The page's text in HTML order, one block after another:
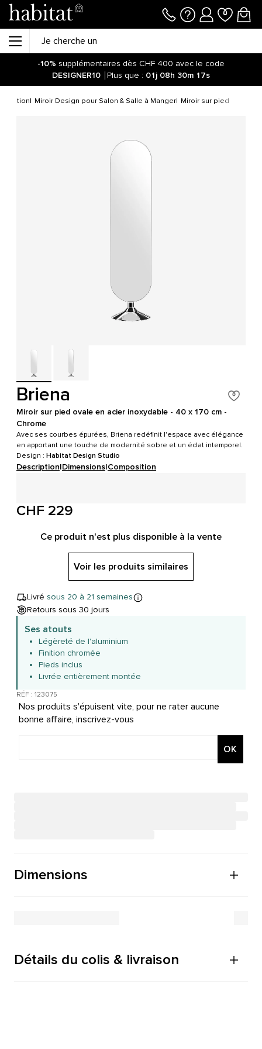
-10% supplémentaires dès CHF 400 avec le code
DESIGNER10
Plus que : 01j 08h 30m 17s
Miroir Design pour Salon & Salle à Manger Miroir sur pied
Briena
Miroir sur pied ovale en acier inoxydable - 40 x 170 cm -
Chrome
Avec ses courbes épurées, Briena redéfinit l'espace avec élégance
en apportant une touche de modernité sobre et un éclat intemporel.
Design : Habitat Design Studio
Description|Dimensions|Composition
CHF 229
Ce produit n'est plus disponible à la vente
Voir les produits similaires
Livré sous 20 à 21 semaines
Retours sous 30 jours
Ses atouts
Légèreté de l'aluminium
Finition chromée
Pieds inclus
Livrée entièrement montée
RÉF : 123075
Nos produits s'épuisent vite, pour ne rater aucune
bonne affaire, inscrivez-vous
OK
Dimensions
Détails du colis & livraison